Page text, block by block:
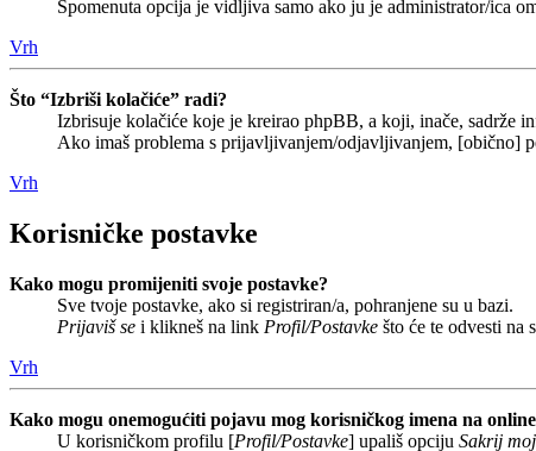
Spomenuta opcija je vidljiva samo ako ju je administrator/ica
Vrh
Što “Izbriši kolačiće” radi?
Izbrisuje kolačiće koje je kreirao phpBB, a koji, inače, sadrže
Ako imaš problema s prijavljivanjem/odjavljivanjem, [obično]
Vrh
Korisničke postavke
Kako mogu promijeniti svoje postavke?
Sve tvoje postavke, ako si registriran/a, pohranjene su u bazi.
Prijaviš se i klikneš na link Profil/Postavke što će te odvesti na
Vrh
Kako mogu onemogućiti pojavu mog korisničkog imena na
U korisničkom profilu [Profil/Postavke] upališ opciju Sakrij